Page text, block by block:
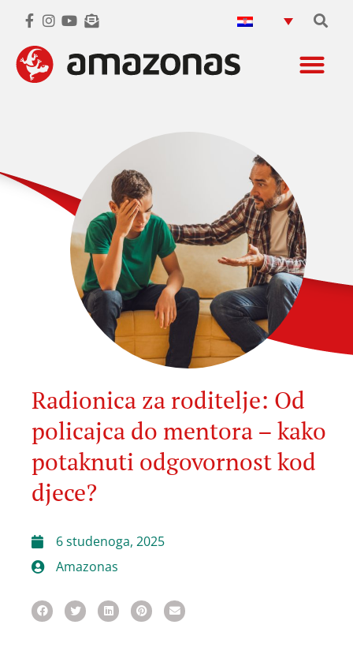
Radionica za roditelje: Od
policajca do mentora – kako
potaknuti odgovornost kod
djece?
6 studenoga, 2025
Amazonas